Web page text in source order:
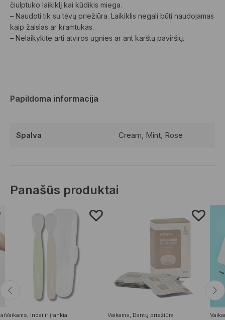
čiulptuko laikiklį kai kūdikis miega.
– Naudoti tik su tėvų priežiūra. Laikiklis negali būti naudojamas
kaip žaislas ar kramtukas.
– Nelaikykite arti atviros ugnies ar ant karštų paviršių.
Papildoma informacija
Spalva Cream, Mint, Rose
Panašūs produktai
Vaikams, Indai ir įrankiai Vaikams, Dantų priežiūra